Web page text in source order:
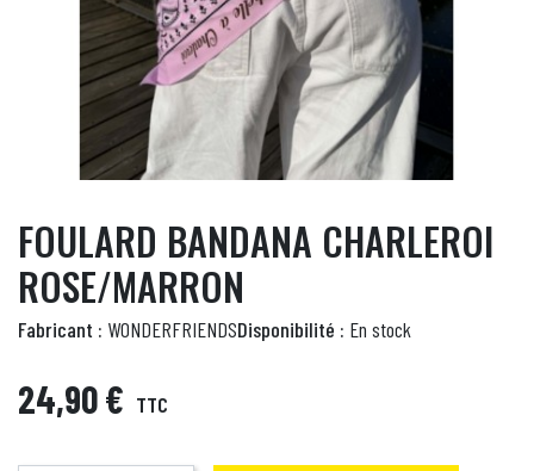
FOULARD BANDANA CHARLEROI
ROSE/MARRON
Fabricant : WONDERFRIENDSDisponibilité : En stock
24,90 € TTC